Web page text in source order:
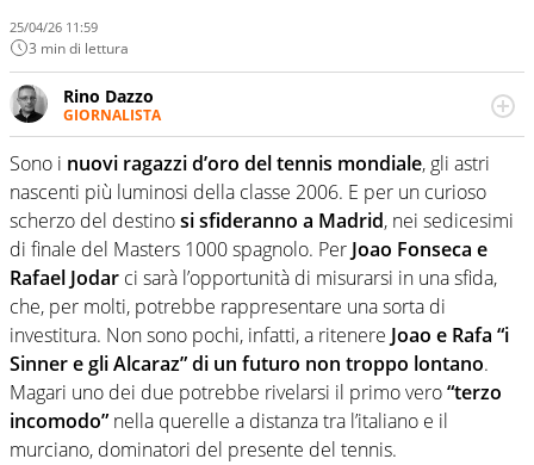
25/04/26 11:59
3 min di lettura
Rino Dazzo
GIORNALISTA
Se mai ci fosse modo di traslare il glossario del calcio in
una nicchia di esperti, lui ne farebbe parte. Non si perde
una svista arbitrale né gli umori social del mondo delle
curve
Sono i nuovi ragazzi d’oro del tennis mondiale, gli astri
nascenti più luminosi della classe 2006. E per un curioso
scherzo del destinosi sfideranno a Madrid, nei sedicesimi
di finale del Masters 1000 spagnolo. Per Joao Fonseca e
Rafael Jodar ci sarà l’opportunità di misurarsi in una sfida,
che, per molti, potrebbe rappresentare una sorta di
investitura. Non sono pochi, infatti, a ritenere Joao e Rafa “i
Sinner e gli Alcaraz” di un futuro non troppo lontano.
Magari uno dei due potrebbe rivelarsi il primo vero“terzo
incomodo” nella querelle a distanza tra l’italiano e il
murciano, dominatori del presente del tennis.